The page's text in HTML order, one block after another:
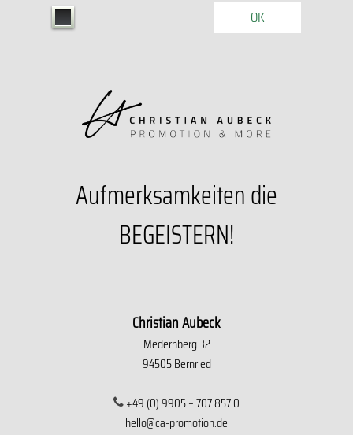
OK
Aufmerksamkeiten die
BEGEISTERN!
Christian Aubeck
Medernberg 32
94505 Bernried
+49 (0) 9905 – 707 857 0
hello@ca-promotion.de